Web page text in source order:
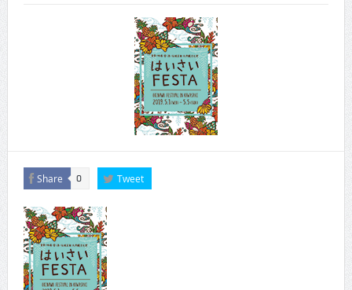
CINEMA×STYLE 288号
CINEMA×STYLE 287号
CINEMA×STYLE 286号
CINEMA×STYLE 285号
CINEMA×STYLE 294号
Share 0 Tweet